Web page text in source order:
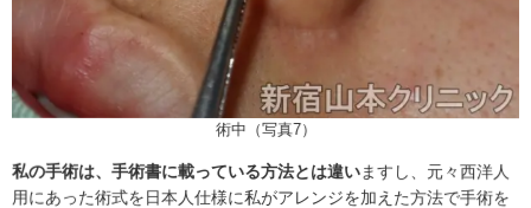
術中（写真7）
私の手術は、手術書に載っている方法とは違いますし、元々西洋人
用にあった術式を日本人仕様に私がアレンジを加えた方法で手術を